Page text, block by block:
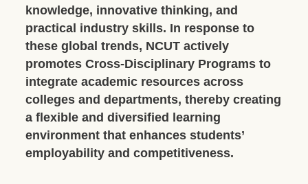
knowledge, innovative thinking, and
practical industry skills. In response to
these global trends, NCUT actively
promotes Cross-Disciplinary Programs to
integrate academic resources across
colleges and departments, thereby creating
a flexible and diversified learning
environment that enhances students’
employability and competitiveness.